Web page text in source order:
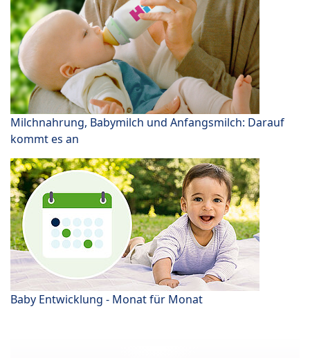
Milchnahrung, Babymilch und Anfangsmilch: Darauf
kommt es an
Baby Entwicklung - Monat für Monat